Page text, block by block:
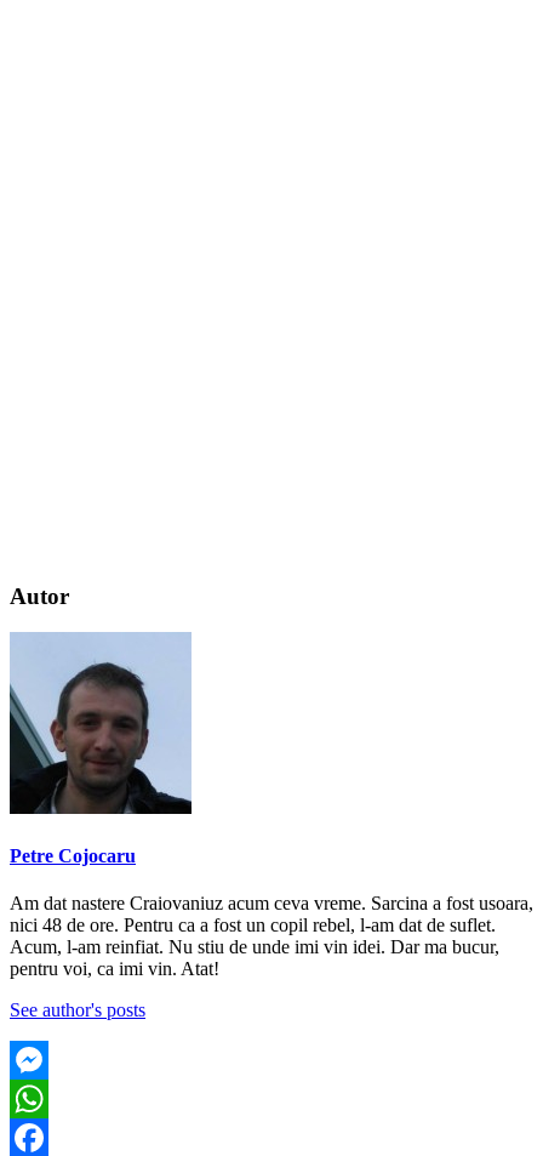
Autor
Petre Cojocaru
Am dat nastere Craiovaniuz acum ceva vreme. Sarcina a fost usoara,
nici 48 de ore. Pentru ca a fost un copil rebel, l-am dat de suflet.
Acum, l-am reinfiat. Nu stiu de unde imi vin idei. Dar ma bucur,
pentru voi, ca imi vin. Atat!
See author's posts
Messenger
WhatsApp